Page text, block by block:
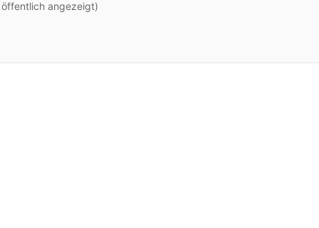
und Unternehmensvielfalt
angezeigt)